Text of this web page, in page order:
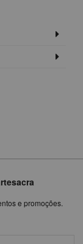
e promoções.